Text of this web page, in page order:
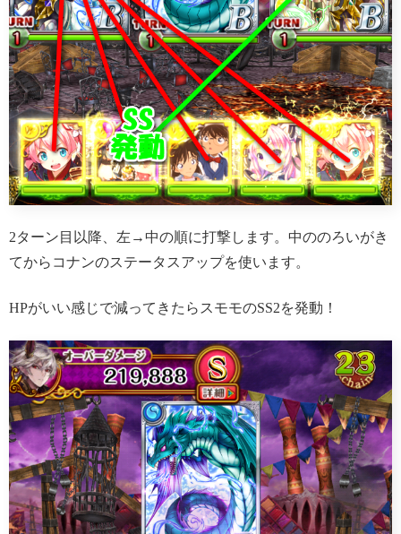
2ターン目以降、左→中の順に打撃します。中ののろいがき
てからコナンのステータスアップを使います。
HPがいい感じで減ってきたらスモモのSS2を発動！